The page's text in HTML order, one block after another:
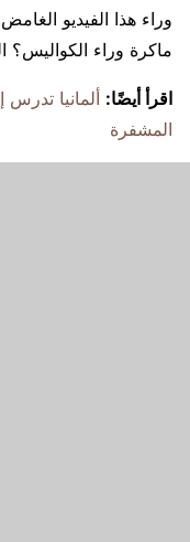
وراء هذا الفيديو
ماكرة وراء
اقرأ أيضًا: ألمانيا تدرس
المشفرة